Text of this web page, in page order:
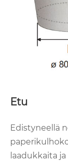
Etu
Edistyneellä
laadukkaita